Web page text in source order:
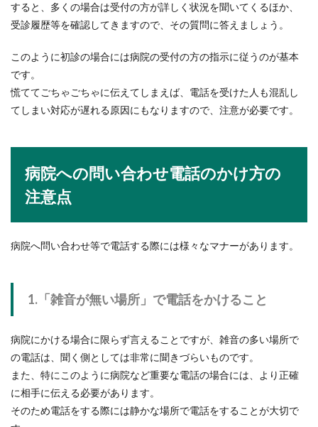
子供に武術を習わせたいと思っているお母さんの
中には、合気道と空手のどちらを習わせたら良い
すると、多くの場合は受付の方が詳しく状況を聞いてくるほか、
受診履歴等を確認してきますので、その質問に答えましょう。
このように初診の場合には病院の受付の方の指示に従うのが基本
です。
慌ててごちゃごちゃに伝えてしまえば、電話を受けた人も混乱し
てしまい対応が遅れる原因にもなりますので、注意が必要です。
病院への問い合わせ電話のかけ方の
注意点
病院へ問い合わせ等で電話する際には様々なマナーがあります。
1.「雑音が無い場所」で電話をかけること
病院にかける場合に限らず言えることですが、雑音の多い場所で
の電話は、聞く側としては非常に聞きづらいものです。
また、特にこのように病院など重要な電話の場合には、より正確
に相手に伝える必要があります。
そのため電話をする際には静かな場所で電話をすることが大切で